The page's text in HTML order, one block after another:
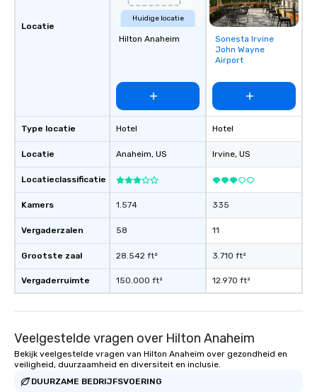
Pop Nouveau will be there every step
of the way to make planning your
Locatie
Type locatie
Locatie
Locatieclassificatie
Kamers
Vergaderzalen
Grootste zaal
Vergaderruimte
Huidige locatie
Hilton Anaheim
Hotel
Anaheim, US
1.574
58
28.542 ft²
150.000 ft²
Removed from
favorites
Sonesta Irvine
John Wayne
Airport
Hotel
Irvine, US
335
11
3.710 ft²
12.970 ft²
Veelgestelde vragen over Hilton Anaheim
Bekijk veelgestelde vragen van Hilton Anaheim over gezondheid en
veiligheid, duurzaamheid en diversiteit en inclusie.
DUURZAME BEDRIJFSVOERING